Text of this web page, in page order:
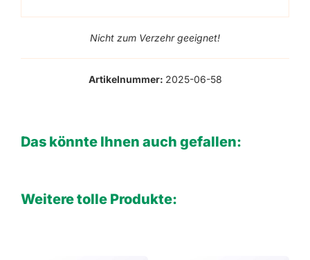
Nicht zum Verzehr geeignet!
Artikelnummer: 2025-06-58
Das könnte Ihnen auch gefallen:
Weitere tolle Produkte: